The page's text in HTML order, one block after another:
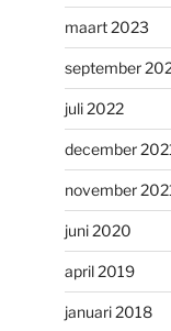
maart 2023
september
juli 2022
december
november
juni 2020
april 2019
januari 2018